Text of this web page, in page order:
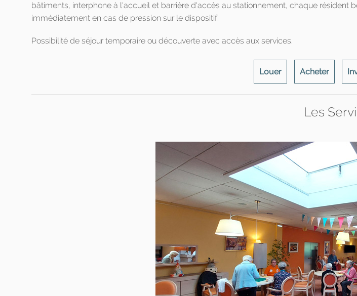
bâtiments, interphone à l'accueil et barrière d'accès au stationnement, chaque résident
immédiatement en cas de pression sur le dispositif.
Possibilité de séjour temporaire ou découverte avec accès aux services.
Louer Acheter
Les